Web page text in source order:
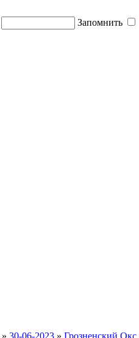
Запомнить
» 30-06-2023 » Грозненский Окс